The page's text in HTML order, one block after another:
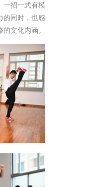
一招一式有模
的同时，也感
文化内涵。